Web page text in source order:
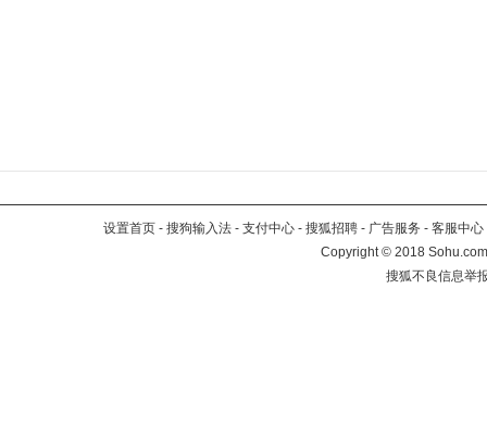
设置首页 - 搜狗输入法 - 支付中心 - 搜狐招聘 - 广告服务 - 客服中心
Copyright©2018
搜狐不良信息举